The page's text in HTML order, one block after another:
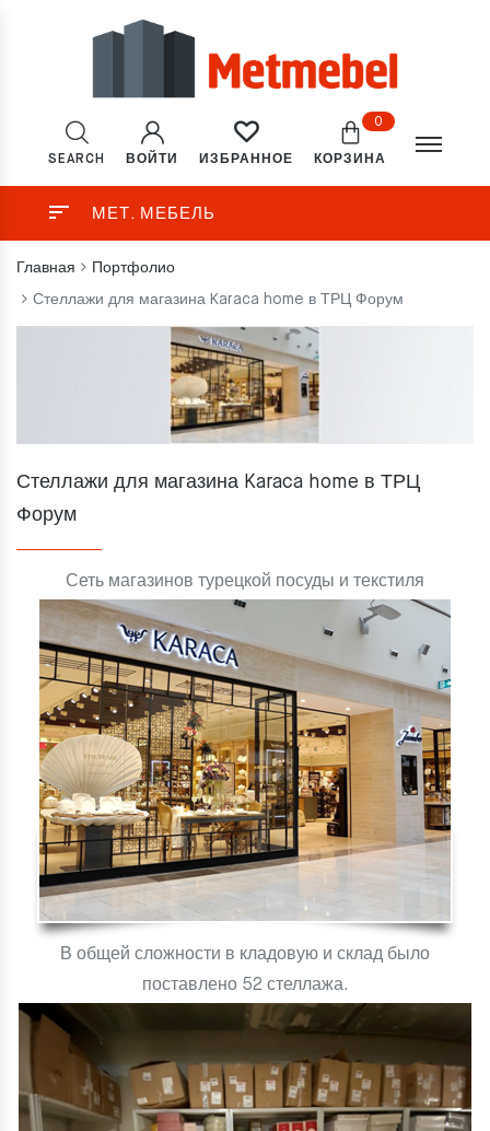
SEARCH ВОЙТИ ИЗБРАННОЕ
0
КОРЗИНА
МЕТ. МЕБЕЛЬ
Главная Портфолио
Стеллажи для магазина Karaca home в ТРЦ Форум
Стеллажи для магазина Karaca home в ТРЦ
Форум
Сеть магазинов турецкой посуды и текстиля
В общей сложности в кладовую и склад было
поставлено 52 стеллажа.